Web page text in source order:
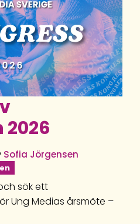
2026
Sofia Jörgensen
sök ett
Ung Medias årsmöte –